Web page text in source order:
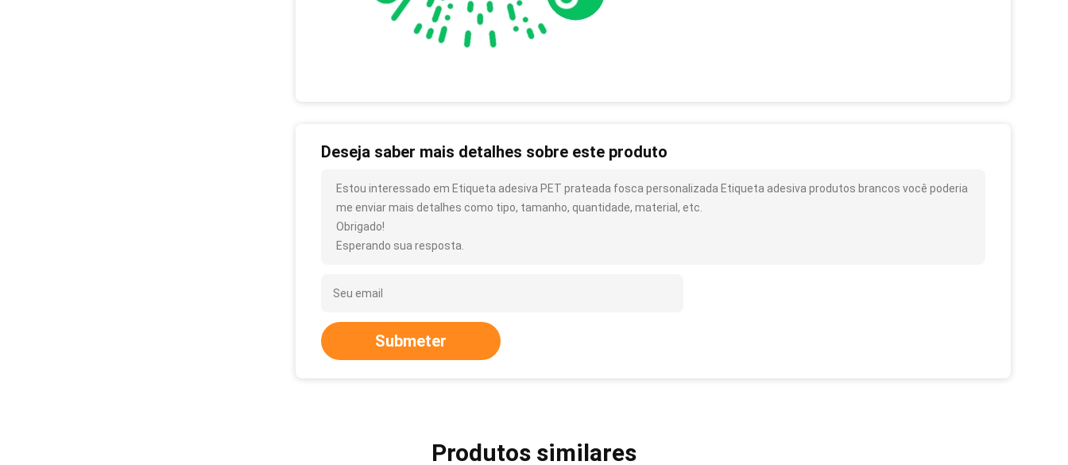
Deseja saber mais detalhes sobre este produto
Estou interessado em Etiqueta adesiva PET prateada fosca personalizada Etiqueta adesiva produtos brancos você poderia
me enviar mais detalhes como tipo, tamanho, quantidade, material, etc.
Obrigado!
Esperando sua resposta.
Submeter
Produtos similares